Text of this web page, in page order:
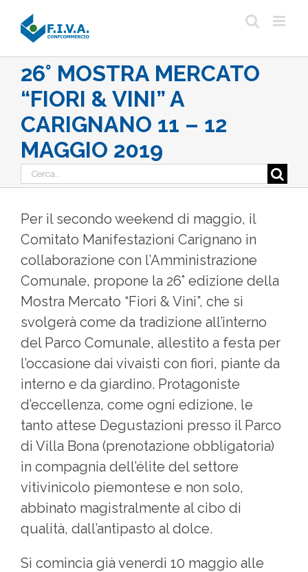
26° MOSTRA MERCATO
“FIORI & VINI” A
CARIGNANO 11 – 12
MAGGIO 2019
Cerca
per:
Per il secondo weekend di maggio, il
Comitato Manifestazioni Carignano in
collaborazione con l’Amministrazione
Comunale, propone la 26° edizione della
Mostra Mercato “Fiori & Vini”, che si
svolgerà come da tradizione all’interno
del Parco Comunale, allestito a festa per
l’occasione dai vivaisti con fiori, piante da
interno e da giardino. Protagoniste
d’eccellenza, come ogni edizione, le
tanto attese Degustazioni presso il Parco
di Villa Bona (prenotazione obbligatoria)
in compagnia dell’élite del settore
vitivinicolo piemontese e non solo,
abbinato magistralmente al cibo di
qualità, dall’antipasto al dolce.
Si comincia già venerdi 10 maggio alle